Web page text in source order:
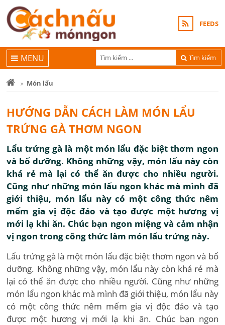
FEEDS
Tìm kiếm
MENU
Món lẩu
HƯỚNG DẪN CÁCH LÀM MÓN LẨU
TRỨNG GÀ THƠM NGON
Lẩu trứng gà là một món lẩu đặc biệt thơm ngon
và bổ dưỡng. Không những vậy, món lẩu này còn
khá rẻ mà lại có thể ăn được cho nhiều người.
Cũng như những món lẩu ngon khác mà mình đã
giới thiệu, món lẩu này có một công thức nêm
mếm gia vị độc đáo và tạo được một hương vị
mới lạ khi ăn. Chúc bạn ngon miệng và cảm nhận
vị ngon trong công thức làm món lẩu trứng này.
Lẩu trứng gà là một món lẩu đặc biệt thơm ngon và bổ
dưỡng. Không những vậy, món lẩu này còn khá rẻ mà
lại có thể ăn được cho nhiều người. Cũng như những
món lẩu ngon khác mà mình đã giới thiệu, món lẩu này
có một công thức nêm mếm gia vị độc đáo và tạo
được một hương vị mới lạ khi ăn. Chúc bạn ngon